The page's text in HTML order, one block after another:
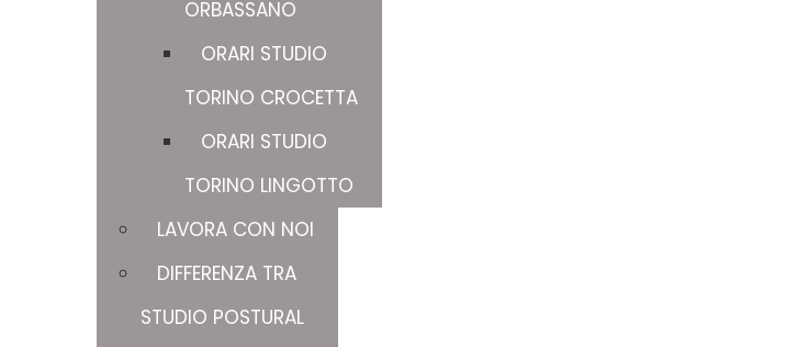
ORBASSANO
ORARI STUDIO
TORINO CROCETTA
ORARI STUDIO
TORINO LINGOTTO
LAVORA CON NOI
DIFFERENZA TRA
STUDIO POSTURAL